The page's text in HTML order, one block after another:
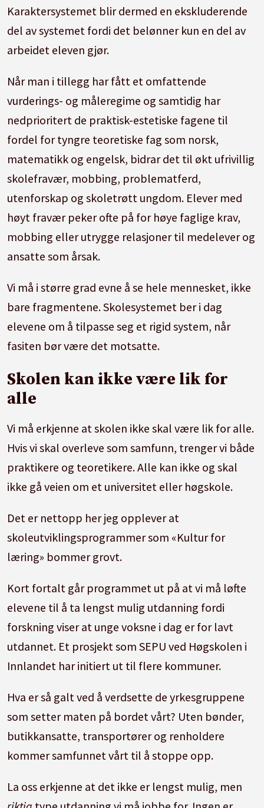
Karaktersystemet blir dermed en ekskluderende
del av systemet fordi det belønner kun en del av
arbeidet eleven gjør.
Når man i tillegg har fått et omfattende
vurderings- og måleregime og samtidig har
nedprioritert de praktisk-estetiske fagene til
fordel for tyngre teoretiske fag som norsk,
matematikk og engelsk, bidrar det til økt ufrivillig
skolefravær, mobbing, problematferd,
utenforskap og skoletrøtt ungdom. Elever med
høyt fravær peker ofte på for høye faglige krav,
mobbing eller utrygge relasjoner til medelever og
ansatte som årsak.
Vi må i større grad evne å se hele mennesket, ikke
bare fragmentene. Skolesystemet ber i dag
elevene om å tilpasse seg et rigid system, når
fasiten bør være det motsatte.
Skolen kan ikke være lik for
alle
Vi må erkjenne at skolen ikke skal være lik for alle.
Hvis vi skal overleve som samfunn, trenger vi både
praktikere og teoretikere. Alle kan ikke og skal
ikke gå veien om et universitet eller høgskole.
Det er nettopp her jeg opplever at
skoleutviklingsprogrammer som «Kultur for
læring» bommer grovt.
Kort fortalt går programmet ut på at vi må løfte
elevene til å ta lengst mulig utdanning fordi
forskning viser at unge voksne i dag er for lavt
utdannet. Et prosjekt som SEPU ved Høgskolen i
Innlandet har initiert ut til flere kommuner.
Hva er så galt ved å verdsette de yrkesgruppene
som setter maten på bordet vårt? Uten bønder,
butikkansatte, transportører og renholdere
kommer samfunnet vårt til å stoppe opp.
La oss erkjenne at det ikke er lengst mulig, men